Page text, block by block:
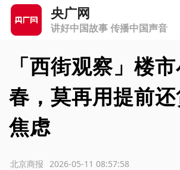
央广网
讲好中国故事 传播中国声音
「西街观察」楼
春，莫再用提前
焦虑
2026-05-11 08:57:58
北京商报